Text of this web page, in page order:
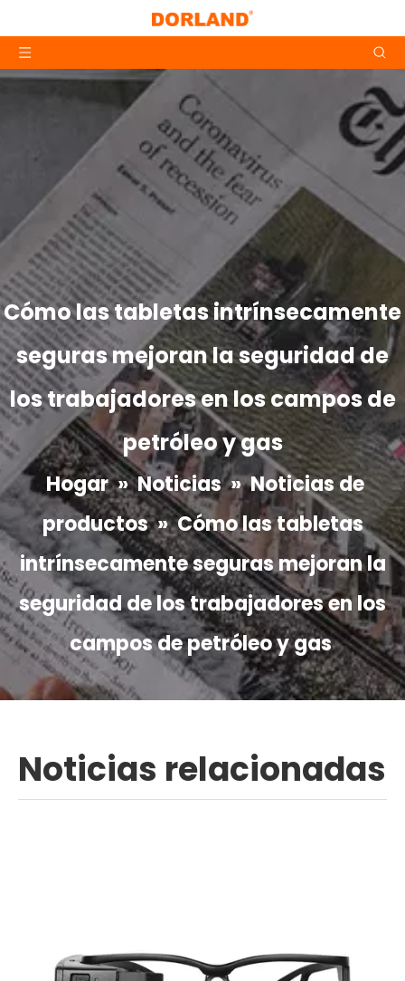
Cómo las tabletas intrínsecamente
seguras mejoran la seguridad de
los trabajadores en los campos de
petróleo y gas
Hogar »Noticias »Noticias de
productos »Cómo las tabletas
intrínsecamente seguras mejoran la
seguridad de los trabajadores en los
campos de petróleo y gas
Noticias relacionadas